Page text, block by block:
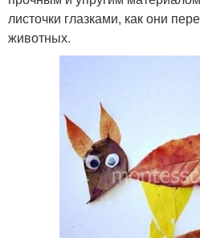
листочки глазками, как они
животных.